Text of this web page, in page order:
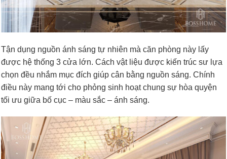
Tận dụng nguồn ánh sáng tự nhiên mà căn phòng này lấy
được hệ thống 3 cửa lớn. Cách vật liệu được kiến trúc sư lựa
chọn đều nhắm mục đích giúp cân bằng nguồn sáng. Chính
điều này mang tới cho phỏng sinh hoạt chung sự hòa quyện
tối ưu giữa bố cục – màu sắc – ánh sáng.